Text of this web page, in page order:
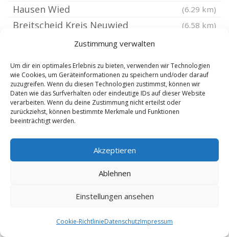
Zustimmung verwalten
Um dir ein optimales Erlebnis zu bieten, verwenden wir Technologien
wie Cookies, um Geräteinformationen zu speichern und/oder darauf
zuzugreifen. Wenn du diesen Technologien zustimmst, können wir
Daten wie das Surfverhalten oder eindeutige IDs auf dieser Website
verarbeiten. Wenn du deine Zustimmung nicht erteilst oder
zurückziehst, können bestimmte Merkmale und Funktionen
beeinträchtigt werden.
Akzeptieren
Ablehnen
Einstellungen ansehen
Cookie-RichtlinieDatenschutzImpressum
Hausen Wied (6.29 km)
Breitscheid Kreis Neuwied (6.58 km)
Niederbreitbach
Königsfeld Eifel (7.24 km)
Brohl-Lützing (7.25 km)
Datzeroth
Sankt Augustin Birlinghoven
Eulenberg Westerwald (8.12 km)
Buchholz Westerwald